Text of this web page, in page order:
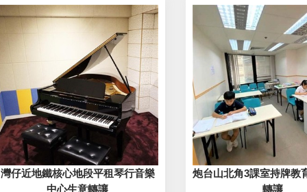
灣仔近地鐵核心地段平租琴行音樂
中心生意轉讓
炮台山北角3課室持牌教
轉讓